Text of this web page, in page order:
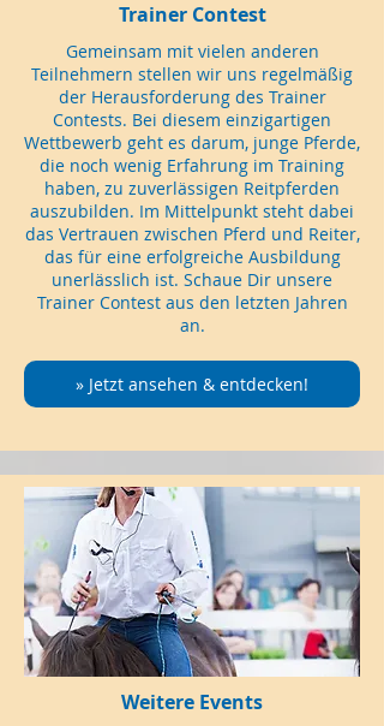
Trainer Contest
Gemeinsam mit vielen anderen
Teilnehmern stellen wir uns regelmäßig
der Herausforderung des Trainer
Contests. Bei diesem einzigartigen
Wettbewerb geht es darum, junge Pferde,
die noch wenig Erfahrung im Training
haben, zu zuverlässigen Reitpferden
auszubilden. Im Mittelpunkt steht dabei
das Vertrauen zwischen Pferd und Reiter,
das für eine erfolgreiche Ausbildung
unerlässlich ist. Schaue Dir unsere
Trainer Contest aus den letzten Jahren
an.
» Jetzt ansehen & entdecken!
Weitere Events